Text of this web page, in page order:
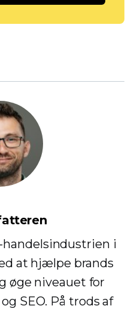
handelsindustrien i
at hjælpe brands
øge niveauet for
SEO. På trods af